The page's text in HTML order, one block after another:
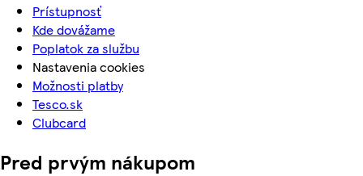
Prístupnosť
Kde dovážame
Poplatok za službu
Nastavenia cookies
Možnosti platby
Tesco.sk
Clubcard
Pred prvým nákupom